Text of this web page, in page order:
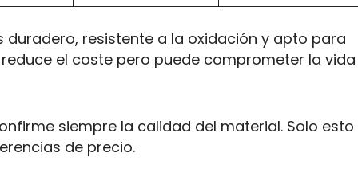
duradero, resistente a la oxidación y apto para
el coste pero puede comprometer la vida
siempre la calidad del material. Solo esto
de precio.